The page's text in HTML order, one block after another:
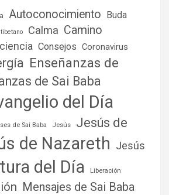
Autoconocimiento Buda
Calma Camino
Consejos Coronavirus
Enseñanzas de
de Sai Baba
del Día
de Sai Baba Jesús
Jesús de
de Nazareth Jesús
del Día Liberación
Mensajes de Sai Baba